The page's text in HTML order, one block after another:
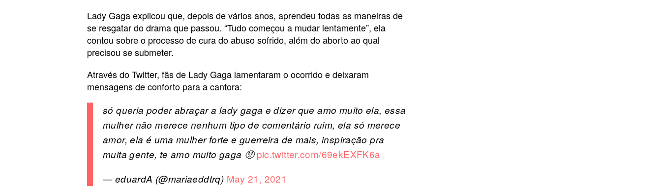
Lady Gaga explicou que, depois de vários anos, aprendeu todas as maneiras de
se resgatar do drama que passou. “Tudo começou a mudar lentamente”, ela
contou sobre o processo de cura do abuso sofrido, além do aborto ao qual
precisou se submeter.
Através do Twitter, fãs de Lady Gaga lamentaram o ocorrido e deixaram
mensagens de conforto para a cantora:
só queria poder abraçar a lady gaga e dizer que amo muito ela, essa
mulher não merece nenhum tipo de comentário ruim, ela só merece
amor, ela é uma mulher forte e guerreira de mais, inspiração pra
muita gente, te amo muito gaga 🥺pic.twitter.com/69ekEXFK6a
— eduardA (@mariaeddtrq) May 21, 2021